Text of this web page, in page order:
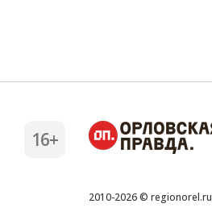
2010-2026 © regionorel.ru
16+